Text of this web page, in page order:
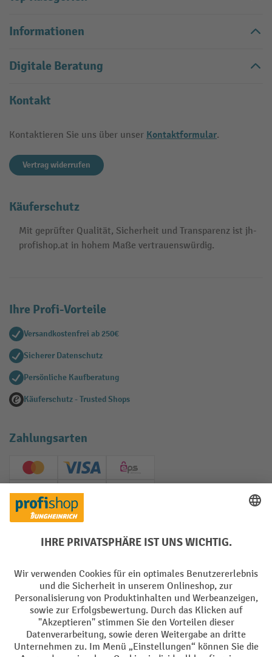
Informationen
Digitale Beratung
Kontakt
Kontaktieren Sie uns über unser Kontaktformular.
Vertrag widerrufen
Käuferschutz
Mit geprüfter Qualität, Sicherheit und Transparenz ist jh-
profishop.at in hohem Maße vertrauenswürdig.
Ihre Profi-Vorteile
Versandkostenfrei ab 250€
Sicherer Datenschutz
Persönliche Kaufberatung
Käuferschutz - Trusted Shops
Zahlungsarten
Creditcard (Master)Creditcard (Visa)
EPS
PayPal
Soziale Netzwerke
Impressum Datenschutz
Barrierefreiheit Privacy Settings